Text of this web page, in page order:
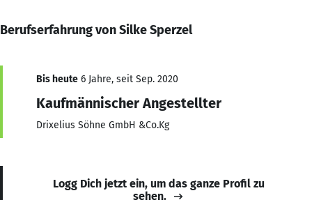
Berufserfahrung von Silke Sperzel
Bis heute 6 Jahre, seit Sep. 2020
Kaufmännischer Angestellter
Drixelius Söhne GmbH &Co.Kg
Logg Dich jetzt ein, um das ganze Profil zu
sehen.